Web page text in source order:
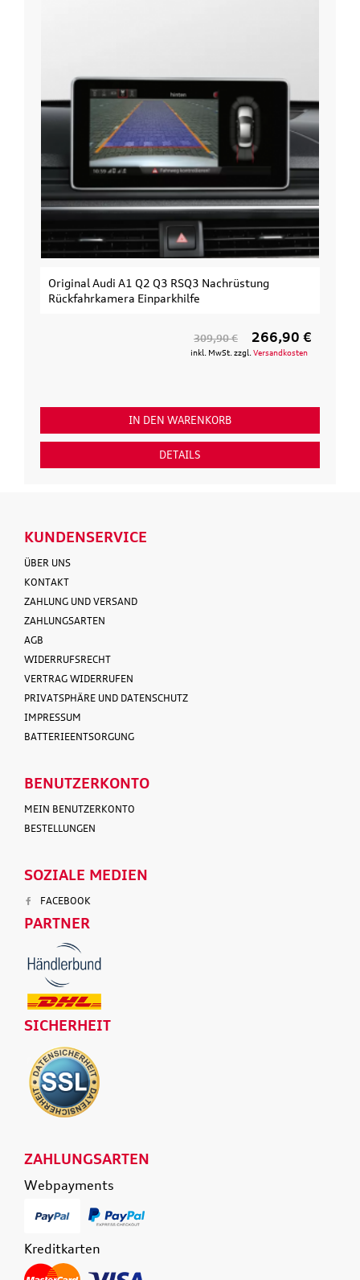
Original Audi A1 Q2 Q3 RSQ3 Nachrüstung
Rückfahrkamera Einparkhilfe
309,90 € 266,90 €
inkl. MwSt. zzgl. Versandkosten
IN DEN WARENKORB
DETAILS
KUNDENSERVICE
ÜBER UNS
KONTAKT
ZAHLUNG UND VERSAND
ZAHLUNGSARTEN
AGB
WIDERRUFSRECHT
VERTRAG WIDERRUFEN
PRIVATSPHÄRE UND DATENSCHUTZ
IMPRESSUM
BATTERIEENTSORGUNG
BENUTZERKONTO
MEIN BENUTZERKONTO
BESTELLUNGEN
SOZIALE MEDIEN
FACEBOOK
PARTNER
SICHERHEIT
ZAHLUNGSARTEN
Webpayments
Kreditkarten